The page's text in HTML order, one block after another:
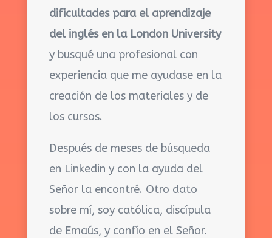
dificultades para el aprendizaje
del inglés en la London University
y busqué una profesional con
experiencia que me ayudase en la
creación de los materiales y de
los cursos.
Después de meses de búsqueda
en Linkedin y con la ayuda del
Señor la encontré. Otro dato
sobre mí, soy católica, discípula
de Emaús, y confío en el Señor.